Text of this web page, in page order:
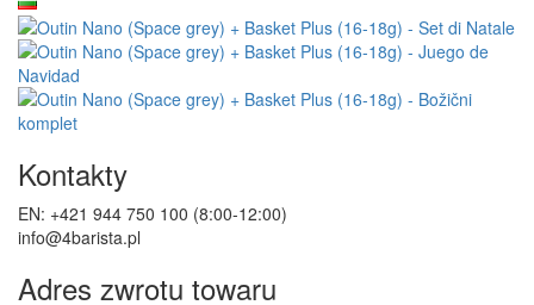
Kontakty
EN: +421 944 750 100 (8:00-12:00)
info@4barista.pl
Adres zwrotu towaru